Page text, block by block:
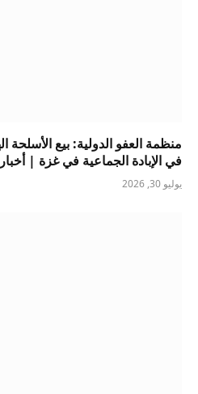
منظمة العفو الدولية: بيع الأسلحة
في الإبادة الجماعية في غزة |
يوليو 30, 2026